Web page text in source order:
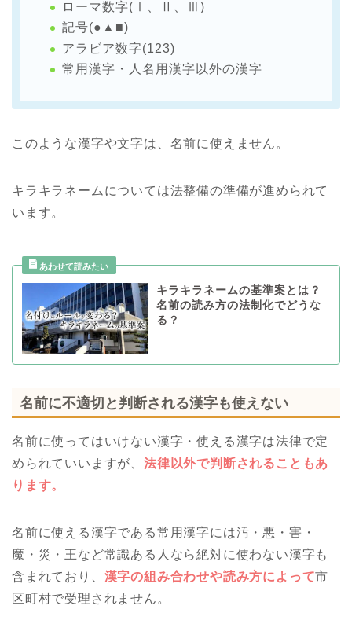
ローマ数字(Ⅰ、Ⅱ、Ⅲ)
記号(●▲■)
アラビア数字(123)
常用漢字・人名用漢字以外の漢字
このような漢字や文字は、名前に使えません。
キラキラネームについては法整備の準備が進められて
います。
キラキラネームの基準案とは？
名前の読み方の法制化でどうな
る？
名前に不適切と判断される漢字も使えない
名前に使ってはいけない漢字・使える漢字は法律で定
められていいますが、 法律以外で判断されることもあ
ります。
名前に使える漢字である常用漢字には汚・悪・害・
魔・災・王など常識ある人なら絶対に使わない漢字も
含まれており、 漢字の組み合わせや読み方によって市
区町村で受理されません。